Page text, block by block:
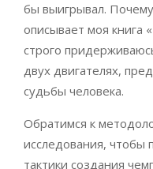
бы выигрывал.
описывает моя книга
строго
двух двигателях,
судьбы человека.
Обратимся к
исследования, чтобы
тактики создания